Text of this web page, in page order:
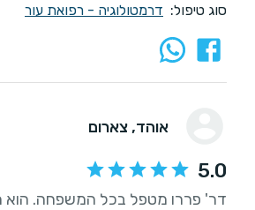
סוג טיפול: דרמטולוגיה - רפואת עור
אוהד, צארום
5.0
דר' פררו מטפל בכל המשפחה. הוא